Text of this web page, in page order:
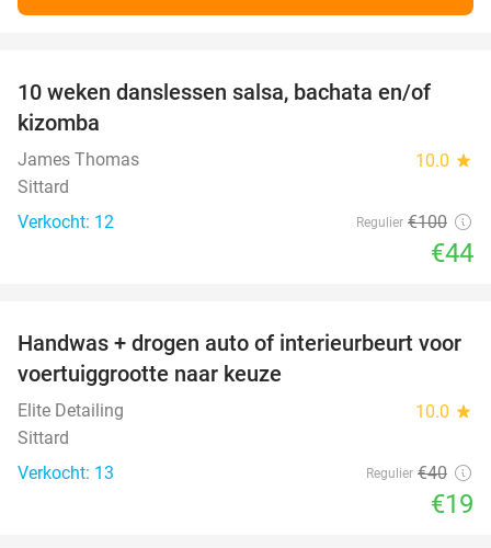
56%
10 weken danslessen salsa, bachata en/of
kizomba
James Thomas 10.0 star
Sittard
Verkocht: 12
Regulier €100
€44
53%
Handwas + drogen auto of interieurbeurt voor
voertuiggrootte naar keuze
Elite Detailing 10.0 star
Sittard
Verkocht: 13
Regulier €40
€19